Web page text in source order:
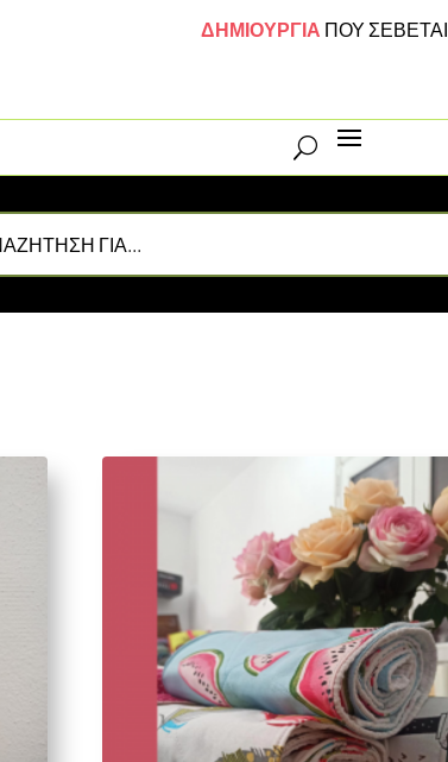
ΔΗΜΙΟΥΡΓΙΑ ΠΟΥ ΣΕΒΕΤΑΙ